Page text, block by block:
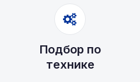
Подбор по
технике